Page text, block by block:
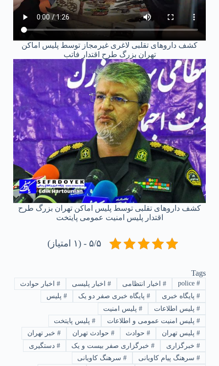
کشف داروهای تقلبی لاغری غیرمجاز توسط پلیس اماکن
تهران بزرگ طرح اقتدار فاتب
کشف داروهای تقلبی توسط پلیس اماکن تهران بزرگ طرح
اقتدار پلیس امنیت عمومی پایتخت
۵/۵ - (۱ امتیاز)
Tags
#
police
#اخبار انتظامی # اخبار پلیسی # اخبار حوادث
#پایگاه خبری #پایگاه خبری صفر دو یک # پلیس
#پلیس اطلاعات #پلیس امنیت
#پلیس امنیت عمومی و اطلاعات #پلیس پایتخت
#پلیس تهران #حوادث # حوادث تهران # خبر تهران
#خبرگزاری #خبرگزاری صفر بیست و یک # دستگیری
#سرهنگ پیام کاویانی #سرهنگ کاویانی